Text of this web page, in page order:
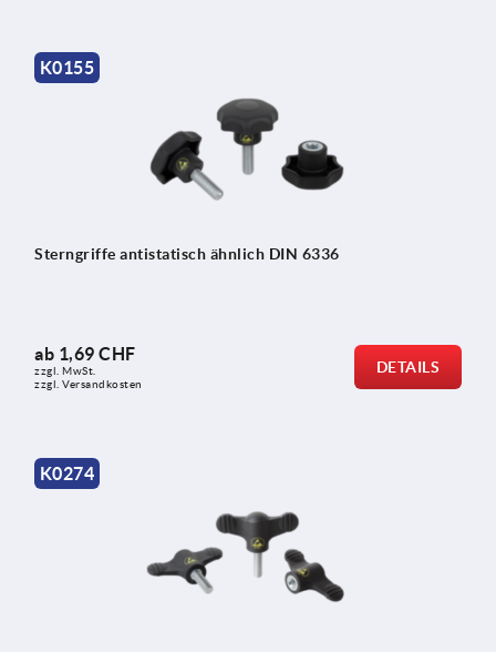
K0155
Sterngriffe antistatisch ähnlich DIN 6336
ab 1,69 CHF
zzgl. MwSt.
zzgl. Versandkosten
DETAILS
K0274